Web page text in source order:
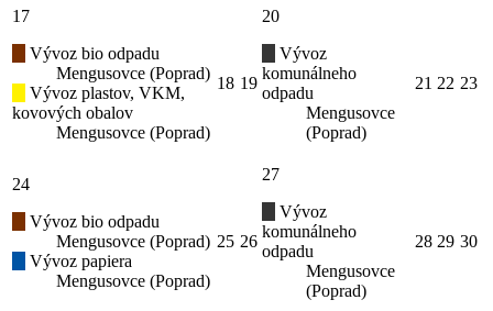
17
Vývoz bio odpadu
Mengusovce (Poprad)
Vývoz plastov, VKM,
kovových obalov
Mengusovce (Poprad)
18 19
20
Vývoz
komunálneho
odpadu
Mengusovce
(Poprad)
21 22 23
24
Vývoz bio odpadu
Mengusovce (Poprad)
Vývoz papiera
Mengusovce (Poprad)
25 26
27
Vývoz
komunálneho
odpadu
Mengusovce
(Poprad)
28 29 30